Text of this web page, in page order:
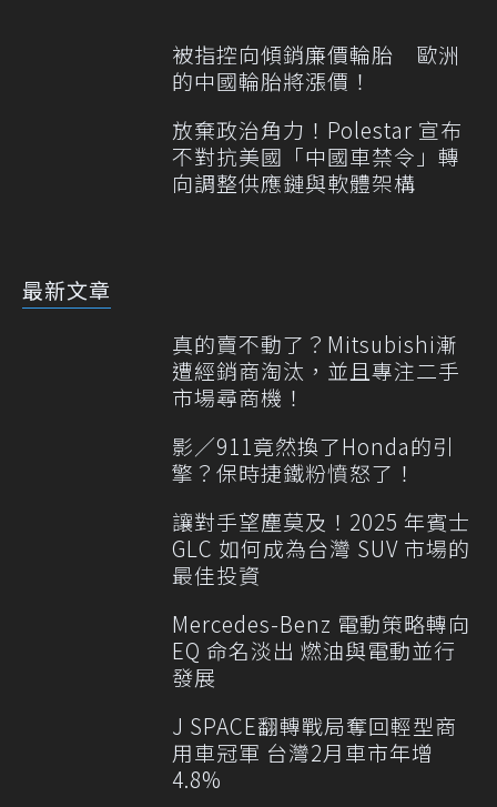
被指控向傾銷廉價輪胎 歐洲
的中國輪胎將漲價！
放棄政治角力！Polestar 宣布
不對抗美國「中國車禁令」轉
向調整供應鏈與軟體架構
最新文章
真的賣不動了？Mitsubishi漸
遭經銷商淘汰，並且專注二手
市場尋商機！
影／911竟然換了Honda的引
擎？保時捷鐵粉憤怒了！
讓對手望塵莫及！2025 年賓士
GLC 如何成為台灣 SUV 市場的
最佳投資
Mercedes-Benz 電動策略轉向
EQ 命名淡出 燃油與電動並行
發展
J SPACE翻轉戰局奪回輕型商
用車冠軍 台灣2月車市年增
4.8%